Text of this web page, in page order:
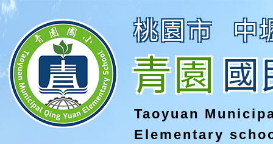
桃園市 中
青園國
Taoyuan
Elementary